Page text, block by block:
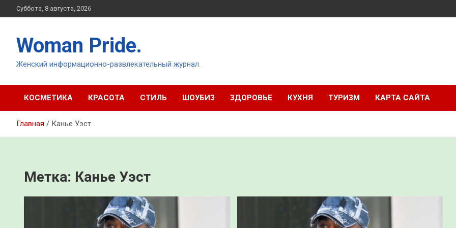
Перейти
к
Суббота, 8 августа, 2026
Woman Pride.
Женский информационно-развлекательный журнал.
КОСМЕТИКА КРАСОТА СТИЛЬ ШОУБИЗ ЗДОРОВЬЕ КУХНЯ ТУРИЗМ КАРТА САЙТА
Главная Канье Уэст
Метка: Канье Уэст